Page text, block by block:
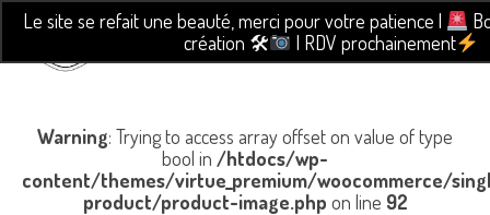
Le site se refait une beauté, merci pour votre patience |
création 🛠
| RDV prochainement
Warning: Trying to access array offset on value of type
bool in /htdocs/wp-
content/themes/virtue_premium/woocommerce/
product/product-image.php on line 92